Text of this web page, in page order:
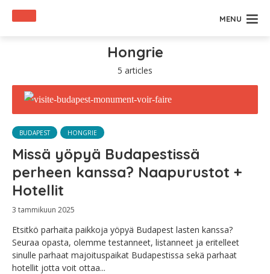
MENU
Hongrie
5 articles
BUDAPEST HONGRIE
Missä yöpyä Budapestissä
perheen kanssa? Naapurustot +
Hotellit
3 tammikuun 2025
Etsitkö parhaita paikkoja yöpyä Budapest lasten kanssa?
Seuraa opasta, olemme testanneet, listanneet ja eritelleet
sinulle parhaat majoituspaikat Budapestissa sekä parhaat
hotellit jotta voit ottaa...